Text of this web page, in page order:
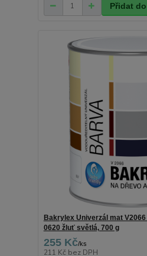
Přidat
Bakrylex Univerzál mat
0620 žluť světlá, 700 g
255 Kč/ks
211 Kč bez DPH